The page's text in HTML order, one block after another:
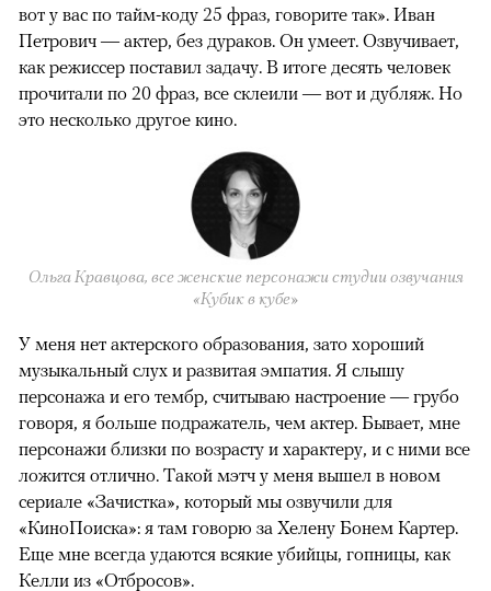
вот у вас по тайм-коду 25 фраз, говорите так». Иван
Петрович — актер, без дураков. Он умеет. Озвучивает,
как режиссер поставил задачу. В итоге десять человек
прочитали по 20 фраз, все склеили — вот и дубляж. Но
это несколько другое кино.
Ольга Кравцова, все женские персонажи студии озвучания
«Кубик в кубе»
У меня нет актерского образования, зато хороший
музыкальный слух и развитая эмпатия. Я слышу
персонажа и его тембр, считываю настроение — грубо
говоря, я больше подражатель, чем актер. Бывает, мне
персонажи близки по возрасту и характеру, и с ними все
ложится отлично. Такой мэтч у меня вышел в новом
сериале «Зачистка», который мы озвучили для
«КиноПоиска»: я там говорю за Хелену Бонем Картер.
Еще мне всегда удаются всякие убийцы, гопницы, как
Келли из «Отбросов».